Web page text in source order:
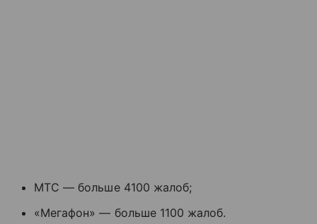
МТС — больше 4100 жалоб;
«Мегафон» — больше 1100 жалоб.